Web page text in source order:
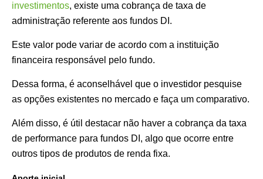
investimentos, existe uma cobrança de taxa de
administração referente aos fundos DI.
Este valor pode variar de acordo com a instituição
financeira responsável pelo fundo.
Dessa forma, é aconselhável que o investidor pesquise
as opções existentes no mercado e faça um comparativo.
Além disso, é útil destacar não haver a cobrança da taxa
de performance para fundos DI, algo que ocorre entre
outros tipos de produtos de renda fixa.